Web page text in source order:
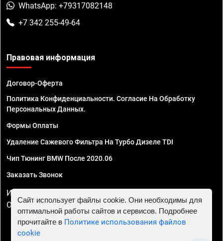
WhatsApp: +79317082148
+7 342 255-49-64
Правовая информация
Договор-Оферта
Политика Конфиденциальности. Согласие На Обработку
Персональных Данных.
Формы Оплаты
Удаление Сажевого Фильтра На Турбо Дизеле TDI
Чип Тюнинг BMW После 2020.06
Заказать Звонок
ИП Смирнов Георгий Павлович. ИНН 781302555843,
ОГРНИП 324470400032610
Сайт использует файлы cookie. Они необходимы для
оптимальной работы сайтов и сервисов. Подробнее
прочитайте в Политике использования файлов
cookie